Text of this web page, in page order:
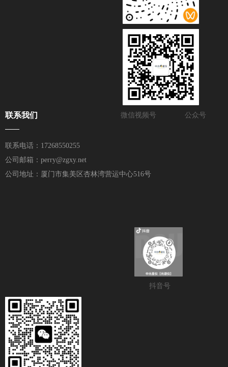
联系我们
——
联系电话：17268550255
公司邮箱：perry@zgxy.net
公司地址：厦门市集美区杏林湾营运中心516号
微信视频号 公众号
抖音号